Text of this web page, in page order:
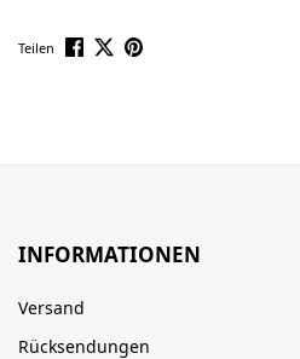
Teilen
INFORMATIONEN
Versand
Rücksendungen